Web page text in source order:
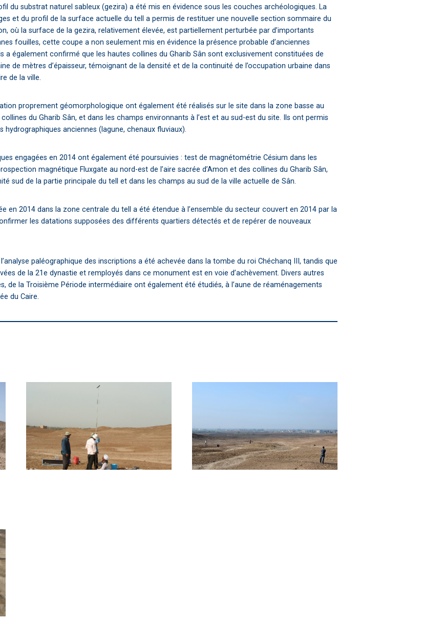
du substrat naturel sableux (gezira) a été mis en évidence sous les couches archéologiques. La
et du profil de la surface actuelle du tell a permis de restituer une nouvelle section sommaire du
où la surface de la gezira, relativement élevée, est partiellement perturbée par d’importants
fouilles, cette coupe a non seulement mis en évidence la présence probable d’anciennes
a également confirmé que les hautes collines du Gharib Sân sont exclusivement constituées de
de mètres d’épaisseur, témoignant de la densité et de la continuité de l’occupation urbaine dans
de la ville.
proprement géomorphologique ont également été réalisés sur le site dans la zone basse au
collines du Gharib Sân, et dans les champs environnants à l’est et au sud-est du site. Ils ont permis
hydrographiques anciennes (lagune, chenaux fluviaux).
engagées en 2014 ont également été poursuivies : test de magnétométrie Césium dans les
magnétique Fluxgate au nord-est de l’aire sacrée d’Amon et des collines du Gharib Sân,
sud de la partie principale du tell et dans les champs au sud de la ville actuelle de Sân.
en 2014 dans la zone centrale du tell a été étendue à l’ensemble du secteur couvert en 2014 par la
les datations supposées des différents quartiers détectés et de repérer de nouveaux
paléographique des inscriptions a été achevée dans la tombe du roi Chéchanq III, tandis que
de la 21e dynastie et remployés dans ce monument est en voie d’achèvement. Divers autres
de la Troisième Période intermédiaire ont également été étudiés, à l’aune de réaménagements
du Caire.